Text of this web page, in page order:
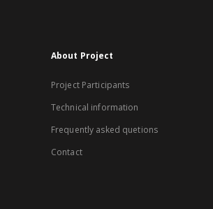
About Project
Project Participants
Technical information
Frequently asked quetions
Contact